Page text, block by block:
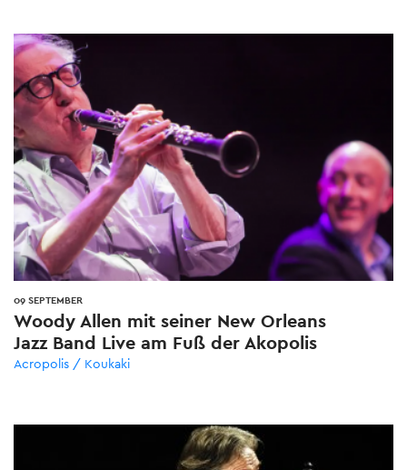
09 SEPTEMBER
Woody Allen mit seiner New Orleans
Jazz Band Live am Fuß der Akopolis
Acropolis / Koukaki